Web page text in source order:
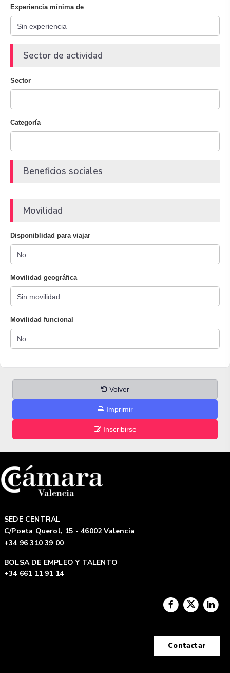
Experiencia mínima de
Sector de actividad
Sector
Categoría
Beneficios sociales
Movilidad
Disponiblidad para viajar
Movilidad geográfica
Movilidad funcional
Volver
Imprimir
Inscribirse
SEDE CENTRAL
C/Poeta Querol, 15 - 46002 Valencia
+34 96 310 39 00
BOLSA DE EMPLEO Y TALENTO
+34 661 11 91 14
Contactar